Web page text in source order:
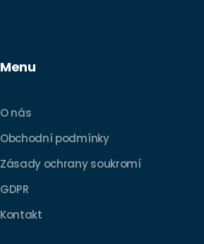
Menu
O nás
Obchodní podmínky
Zásady ochrany soukromí
GDPR
Kontakt